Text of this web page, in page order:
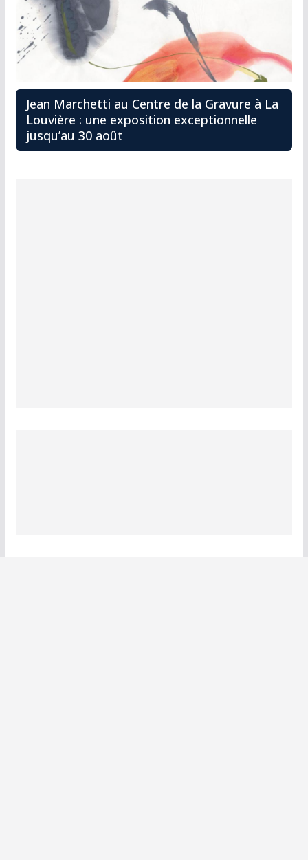
Jean Marchetti au Centre de la Gravure à La
Louvière : une exposition exceptionnelle
jusqu’au 30 août